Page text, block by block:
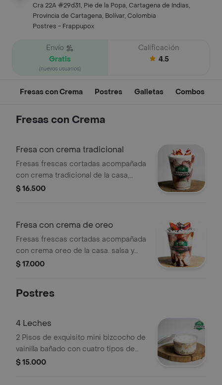
Cra 22A #29d31, Pie de la Popa, Cartagena de Indias,
Provincia de Cartagena, Bolívar, Colombia
Postres - Frappupox
Envío
Gratis
(nuevos usuarios)
Calificación
4.5
Fresas con Crema Postres Galletas Combos
Fresas con Crema
Fresa con crema tradicional
Fresas frescas cortadas acompañada
con crema tradicional de la casa,
salsa y topping a elegir.
$ 16.500
Fresa con crema de oreo
Fresas frescas cortadas acompañada
con crema oreo de la casa. salsa y
topping a elegir.
$ 17.000
Postres
4 Leches
2 Pisos de exquisito mini bizcocho de
vainilla bañado con cuatro tipos de
leche, cubierto con crema cuatro
$ 15.000